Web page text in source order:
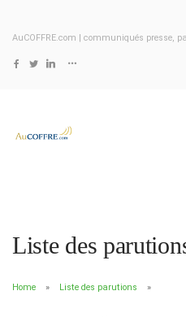
AuCOFFRE.com | communiqués presse,
Liste des
Home Liste des parutions